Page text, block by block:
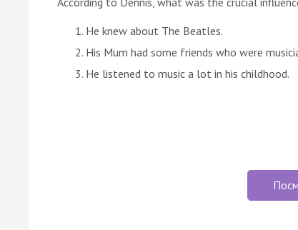
He knew about The Beatles.
His Mum had some friends who were
He listened to music a lot in his childhood.